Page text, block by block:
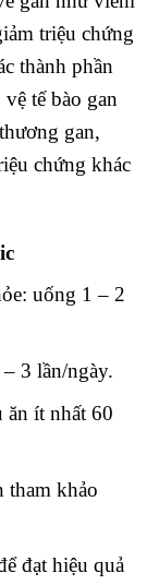
triệu chứng
thành phần
tế bào gan
gan,
chứng khác
uống 1 – 2
3 lần/ngày.
ăn ít nhất 60
tham khảo
đạt hiệu quả